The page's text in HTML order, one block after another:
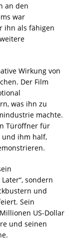
an den
war
ihn als fähigen
Wirkung von
Der Film
was ihn zu
machte.
Türöffner für
und ihm half,
sondern
und
Sein
US-Dollar
und seinen